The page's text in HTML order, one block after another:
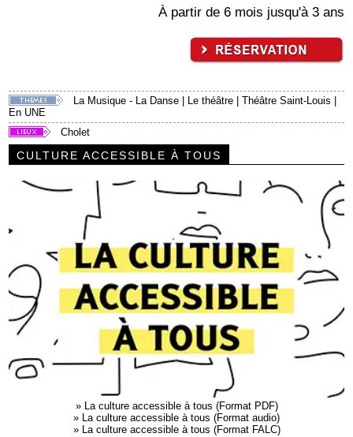
À partir de 6 mois jusqu'à 3 ans
La Musique - La Danse Le théâtre |Théâtre Saint-Louis
En UNE
Cholet
CULTURE ACCESSIBLE À TOUS
» La culture accessible à tous (Format PDF)
» La culture accessible à tous (Format audio)
» La culture accessible à tous (Format FALC)